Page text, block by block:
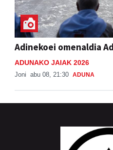
Adinekoei omenaldia
ADUNAKO JAIAK 2026
Joni abu 08, 21:30 ADUNA